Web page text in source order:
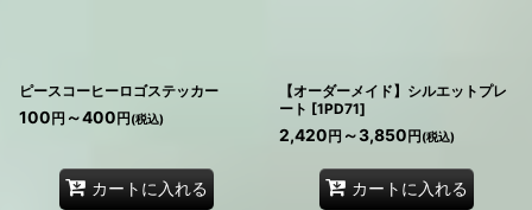
ピースコーヒーロゴステッカー
100円 ～400円(税込)
カートに入れる
【オーダーメイド】シルエットプレ
ート [1PD71]
2,420円 ～3,850円(税込)
カートに入れる